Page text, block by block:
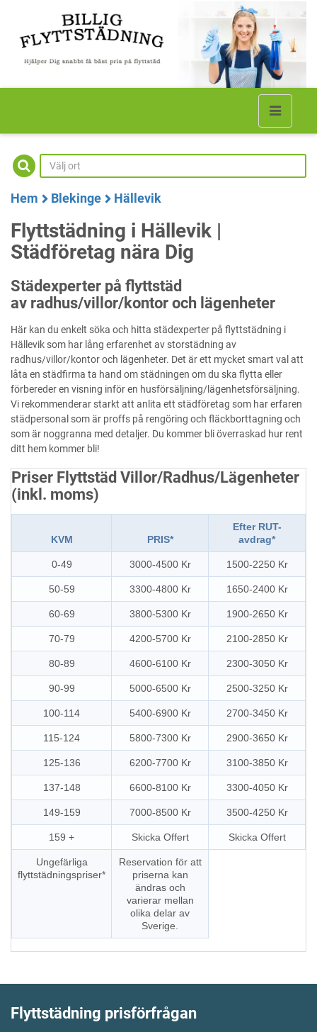
Hem Blekinge Hällevik
Flyttstädning i Hällevik |
Städföretag nära Dig
Städexperter på flyttstäd
av radhus/villor/kontor och lägenheter
Här kan du enkelt söka och hitta städexperter på flyttstädning i
Hällevik som har lång erfarenhet av storstädning av
radhus/villor/kontor och lägenheter. Det är ett mycket smart val att
låta en städfirma ta hand om städningen om du ska flytta eller
förbereder en visning inför en husförsäljning/lägenhetsförsäljning.
Vi rekommenderar starkt att anlita ett städföretag som har erfaren
städpersonal som är proffs på rengöring och fläckborttagning och
som är noggranna med detaljer. Du kommer bli överraskad hur rent
ditt hem kommer bli!
Priser Flyttstäd Villor/Radhus/Lägenheter
(inkl. moms)
KVM PRIS*
Efter RUT-
avdrag*
0-49 3000-4500 Kr 1500-2250 Kr
50-59 3300-4800 Kr 1650-2400 Kr
60-69 3800-5300 Kr 1900-2650 Kr
70-79 4200-5700 Kr 2100-2850 Kr
80-89 4600-6100 Kr 2300-3050 Kr
90-99 5000-6500 Kr 2500-3250 Kr
100-114 5400-6900 Kr 2700-3450 Kr
115-124 5800-7300 Kr 2900-3650 Kr
125-136 6200-7700 Kr 3100-3850 Kr
137-148 6600-8100 Kr 3300-4050 Kr
149-159 7000-8500 Kr 3500-4250 Kr
159 + Skicka Offert Skicka Offert
Ungefärliga
flyttstädningspriser*
Reservation för att
priserna kan
ändras och
varierar mellan
olika delar av
Sverige.
Flyttstädning prisförfrågan